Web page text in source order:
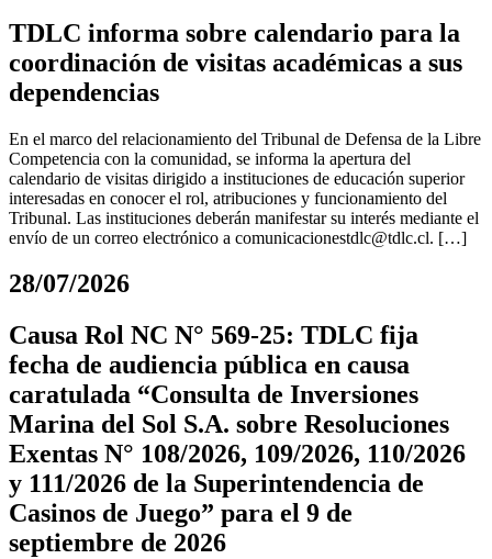
TDLC informa sobre calendario para la
coordinación de visitas académicas a sus
dependencias
En el marco del relacionamiento del Tribunal de Defensa de la Libre
Competencia con la comunidad, se informa la apertura del
calendario de visitas dirigido a instituciones de educación superior
interesadas en conocer el rol, atribuciones y funcionamiento del
Tribunal. Las instituciones deberán manifestar su interés mediante el
envío de un correo electrónico a comunicacionestdlc@tdlc.cl. […]
28/07/2026
Causa Rol NC N° 569-25: TDLC fija
fecha de audiencia pública en causa
caratulada “Consulta de Inversiones
Marina del Sol S.A. sobre Resoluciones
Exentas N° 108/2026, 109/2026, 110/2026
y 111/2026 de la Superintendencia de
Casinos de Juego” para el 9 de
septiembre de 2026